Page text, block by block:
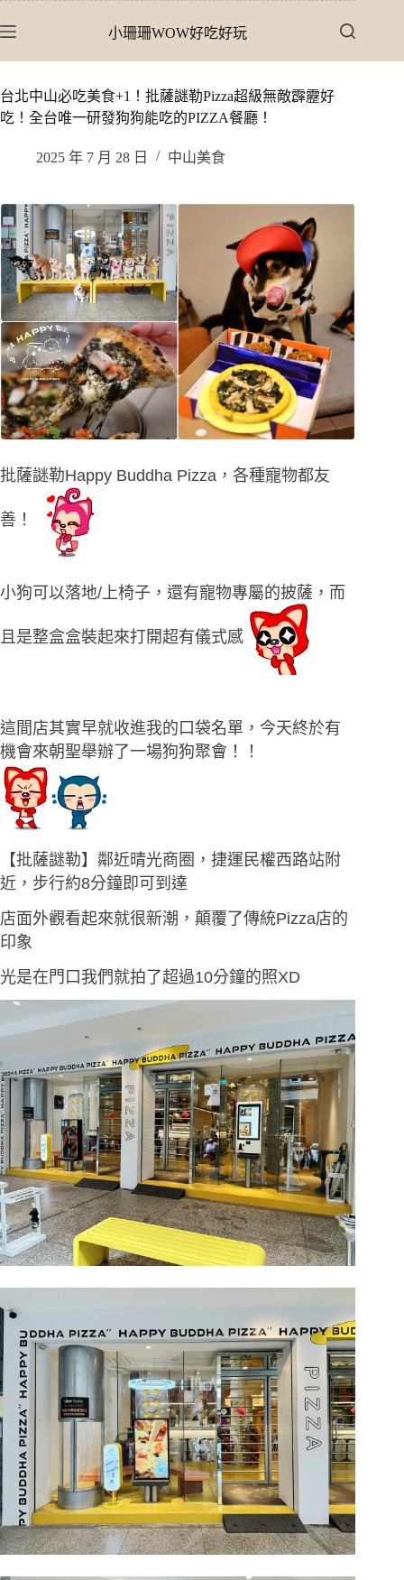
至
內
容
小珊珊WOW好吃好玩
台北中山必吃美食+1！批薩謎勒Pizza超級無敵霹靂好
吃！全台唯一研發狗狗能吃的PIZZA餐廳！
2025 年 7 月 28 日 中山美食
批薩謎勒Happy Buddha Pizza，各種寵物都友
善！
小狗可以落地/上椅子，還有寵物專屬的披薩，而
且是整盒盒裝起來打開超有儀式感
這間店其實早就收進我的口袋名單，今天終於有
機會來朝聖舉辦了一場狗狗聚會！！
【批薩謎勒】鄰近晴光商圈，捷運民權西路站附
近，步行約8分鐘即可到達
店面外觀看起來就很新潮，顛覆了傳統Pizza店的
印象
光是在門口我們就拍了超過10分鐘的照XD